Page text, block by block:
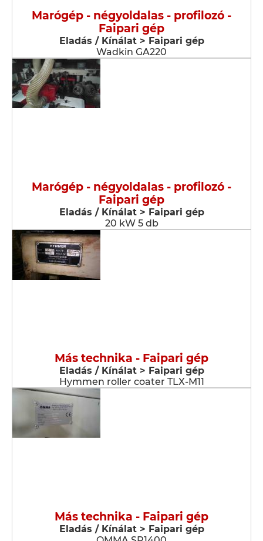
Marógép - négyoldalas - profilozó -
Faipari gép
Eladás / Kínálat > Faipari gép
Wadkin GA220
Marógép - négyoldalas - profilozó -
Faipari gép
Eladás / Kínálat > Faipari gép
20 kW 5 db
Más technika - Faipari gép
Eladás / Kínálat > Faipari gép
Hymmen roller coater TLX-M11
Más technika - Faipari gép
Eladás / Kínálat > Faipari gép